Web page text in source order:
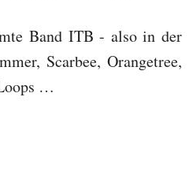
Band ITB - also in der
Scarbee, Orangetree,
…